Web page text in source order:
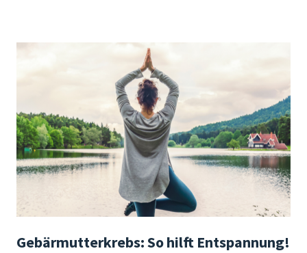
Gebärmutterkrebs: So hilft Entspannung!